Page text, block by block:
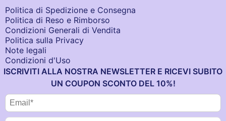
Politica di Spedizione e Consegna
Politica di Reso e Rimborso
Condizioni Generali di Vendita
Politica sulla Privacy
Note legali
Condizioni d'Uso
ISCRIVITI ALLA NOSTRA NEWSLETTER E RICEVI SUBITO
UN COUPON SCONTO DEL 10%!